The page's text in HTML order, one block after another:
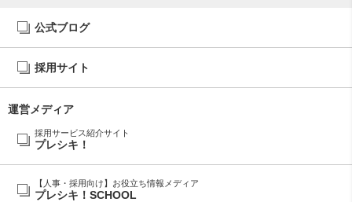
公式ブログ
採用サイト
運営メディア
採用サービス紹介サイト
プレシキ！
【人事・採用向け】お役立ち情報メディア
プレシキ！SCHOOL